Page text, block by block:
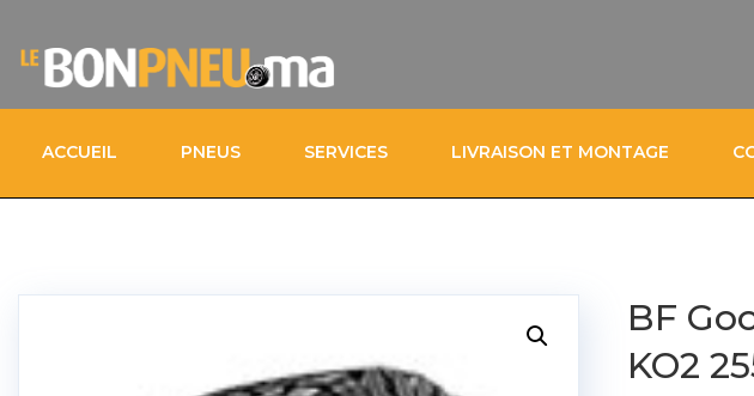
ACCUEIL PNEUS SERVICES LIVRAISON ET MONTAGE
BF
KO2